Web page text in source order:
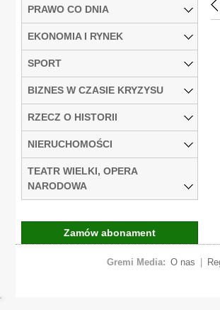
PRAWO CO DNIA
EKONOMIA I RYNEK
SPORT
BIZNES W CZASIE KRYZYSU
RZECZ O HISTORII
NIERUCHOMOŚCI
TEATR WIELKI, OPERA
NARODOWA
Zamów abonament
Gremi Media: O nas